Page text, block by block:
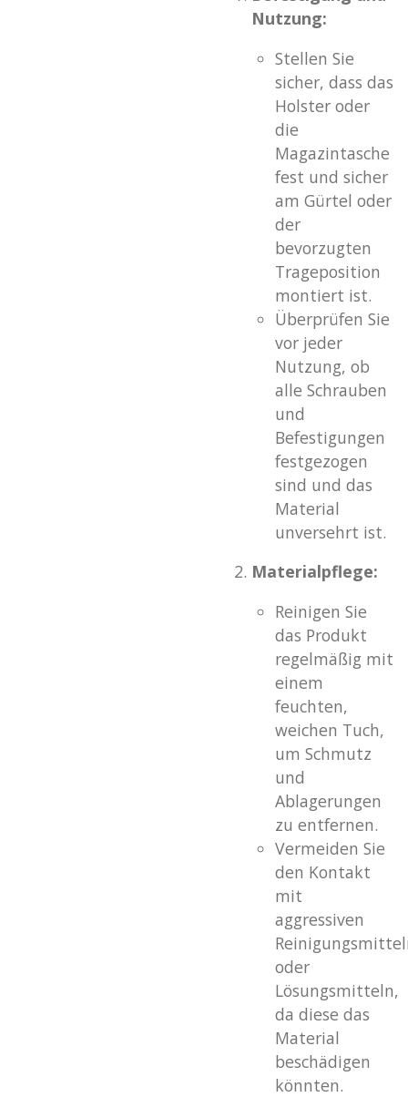
Nutzung:
Stellen Sie
sicher, dass das
Holster oder
die
Magazintasche
fest und sicher
am Gürtel oder
der
bevorzugten
Trageposition
montiert ist.
Überprüfen Sie
vor jeder
Nutzung, ob
alle Schrauben
und
Befestigungen
festgezogen
sind und das
Material
unversehrt ist.
Materialpflege:
Reinigen Sie
das Produkt
regelmäßig mit
einem
feuchten,
weichen Tuch,
um Schmutz
und
Ablagerungen
zu entfernen.
Vermeiden Sie
den Kontakt
mit
aggressiven
oder
Lösungsmitteln,
da diese das
Material
beschädigen
könnten.